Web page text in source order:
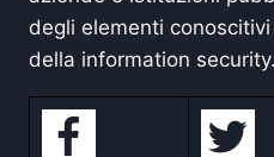
degli elementi
della information security.